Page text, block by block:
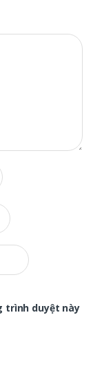
trình duyệt này